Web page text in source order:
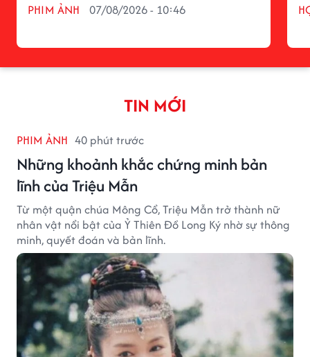
PHIM ẢNH 07/08/2026 - 10:46
TIN MỚI
PHIM ẢNH 40 phút trước
Những khoảnh khắc chứng minh bản
lĩnh của Triệu Mẫn
Từ một quận chúa Mông Cổ, Triệu Mẫn trở thành nữ
nhân vật nổi bật của Ỷ Thiên Đồ Long Ký nhờ sự thông
minh, quyết đoán và bản lĩnh.